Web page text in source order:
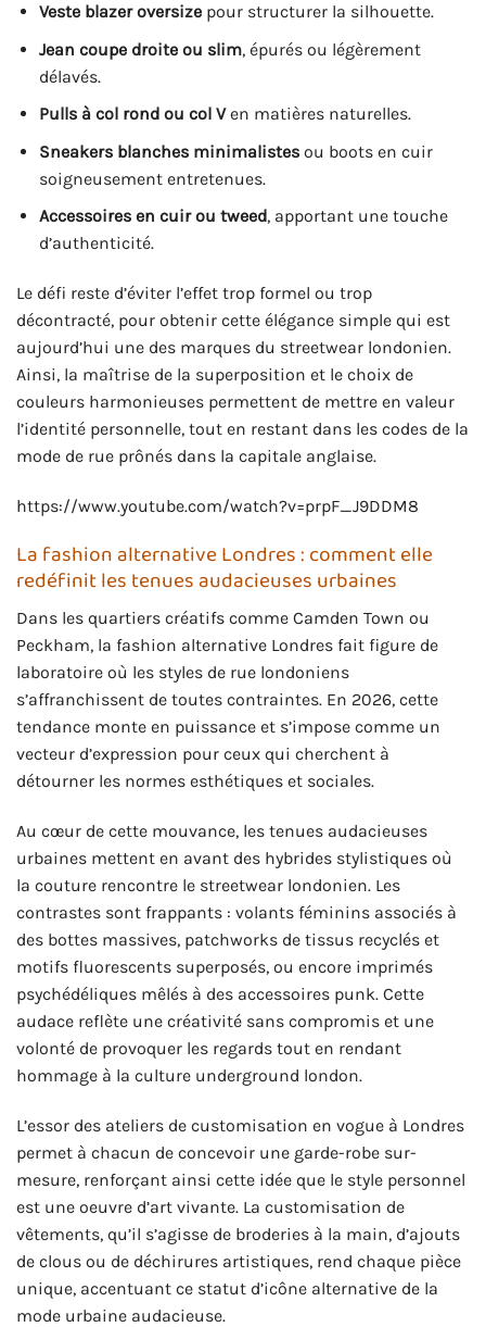
Veste blazer oversizepour structurer la silhouette.
Jean coupe droite ou slim, épurés ou légèrement
délavés.
Pulls à col rond ou col Ven matières naturelles.
Sneakers blanches minimalistesou boots en cuir
soigneusement entretenues.
Accessoires en cuir ou tweed, apportant une touche
d’authenticité.
Le défi reste d’éviter l’effet trop formel ou trop
décontracté, pour obtenir cette élégance simple qui est
aujourd’hui une des marques du streetwear londonien.
Ainsi, la maîtrise de la superposition et le choix de
couleurs harmonieuses permettent de mettre en valeur
l’identité personnelle, tout en restant dans les codes de la
mode de rue prônés dans la capitale anglaise.
https://www.youtube.com/watch?v=prpF_J9DDM8
La fashion alternative Londres : comment elle
redéfinit les tenues audacieuses urbaines
Dans les quartiers créatifs comme Camden Town ou
Peckham, la fashion alternative Londres fait figure de
laboratoire où les styles de rue londoniens
s’affranchissent de toutes contraintes. En 2026, cette
tendance monte en puissance et s’impose comme un
vecteur d’expression pour ceux qui cherchent à
détourner les normes esthétiques et sociales.
Au cœur de cette mouvance, les tenues audacieuses
urbaines mettent en avant des hybrides stylistiques où
la couture rencontre le streetwear londonien. Les
contrastes sont frappants : volants féminins associés à
des bottes massives, patchworks de tissus recyclés et
motifs fluorescents superposés, ou encore imprimés
psychédéliques mêlés à des accessoires punk. Cette
audace reflète une créativité sans compromis et une
volonté de provoquer les regards tout en rendant
hommage à la culture underground london.
L’essor des ateliers de customisation en vogue à Londres
permet à chacun de concevoir une garde-robe sur-
mesure, renforçant ainsi cette idée que le style personnel
est une oeuvre d’art vivante. La customisation de
vêtements, qu’il s’agisse de broderies à la main, d’ajouts
de clous ou de déchirures artistiques, rend chaque pièce
unique, accentuant ce statut d’icône alternative de la
mode urbaine audacieuse.